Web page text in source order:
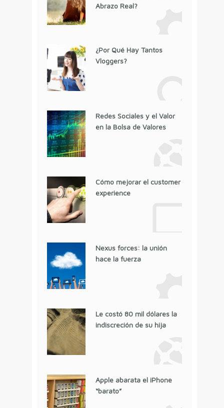
Abrazo Real?
¿Por Qué Hay Tantos
Vloggers?
Redes Sociales y el Valor
en la Bolsa de Valores
Cómo mejorar el customer
experience
Nexus forces: la unión
hace la fuerza
Le costó 80 mil dólares la
indiscreción de su hija
Apple abarata el iPhone
“barato”